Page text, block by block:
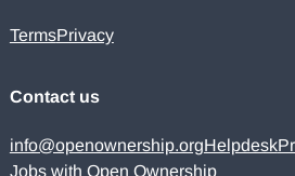
TermsPrivacy
Contact us
info@openownership.orgHelpdesk
Jobs with Open Ownership